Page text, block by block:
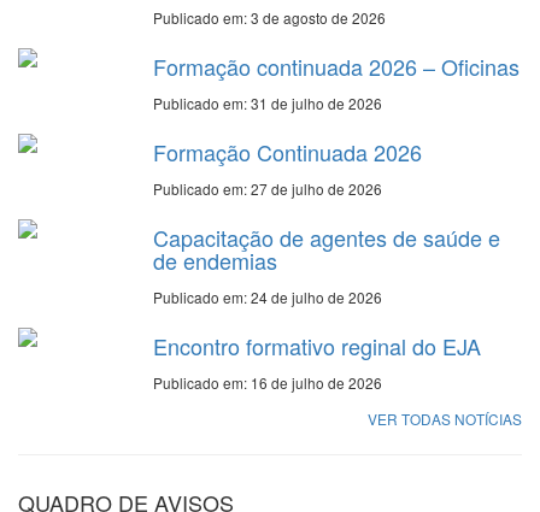
Publicado em: 3 de agosto de 2026
Formação continuada 2026 – Oficinas
Publicado em: 31 de julho de 2026
Formação Continuada 2026
Publicado em: 27 de julho de 2026
Capacitação de agentes de saúde e
de endemias
Publicado em: 24 de julho de 2026
Encontro formativo reginal do EJA
Publicado em: 16 de julho de 2026
VER TODAS NOTÍCIAS
QUADRO DE AVISOS